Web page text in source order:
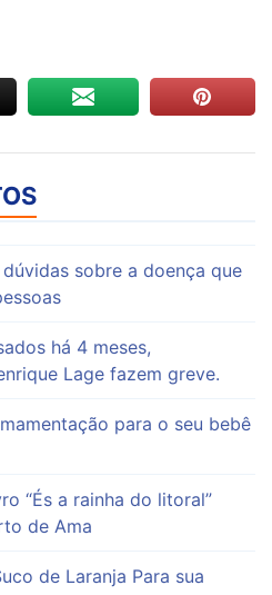
sobre a doença que
há 4 meses,
Lage fazem greve.
para o seu bebê
“És a rainha do litoral”
de Ama
de Laranja Para sua